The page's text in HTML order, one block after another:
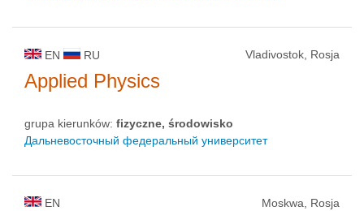
EN RU Vladivostok, Rosja
Applied Physics
grupa kierunków: fizyczne, środowisko
Дальневосточный федеральный университет
EN Moskwa, Rosja